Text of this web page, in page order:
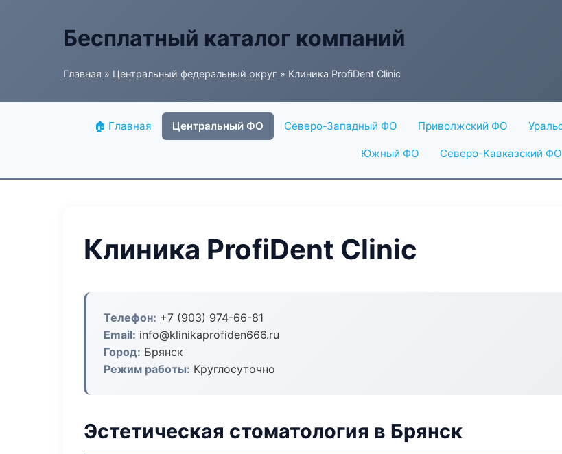
Бесплатный каталог компаний
Главная » Центральный федеральный округ » Клиника ProfiDent Clinic
🏠 Главная Центральный ФО Северо-Западный ФО Приволжский ФО
Южный ФО Северо-Кавказский ФО
Клиника ProfiDent Clinic
Телефон: +7 (903) 974-66-81
Email: info@klinikaprofiden666.ru
Город: Брянск
Режим работы: Круглосуточно
Эстетическая стоматология в Брянск